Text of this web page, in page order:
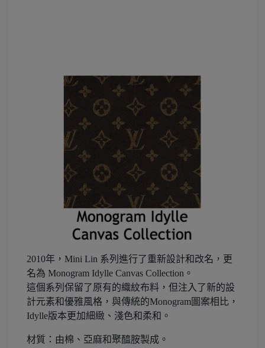
2010年，Mini Lin 系列進行了重新設計和改名，更
名為 Monogram Idylle Canvas Collection。
這個系列保留了原有的織紋布料，但注入了新的設
計元素和優雅風格，與傳統的Monogram圖案相比，
Idylle版本更加細緻、淺色和柔和。
材質：由棉、亞麻和聚醯胺製成。